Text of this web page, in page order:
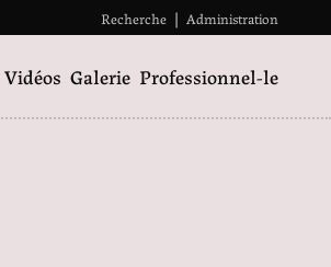
Recherche | Administration
Vidéos Galerie Professionnel-le